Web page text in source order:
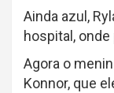
Ainda azul,
hospital,
Agora o
Konnor, que